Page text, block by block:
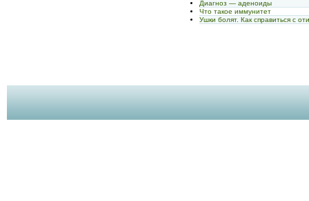
Диагноз — аденоиды
Что такое иммунитет
Ушки болят. Как справиться с